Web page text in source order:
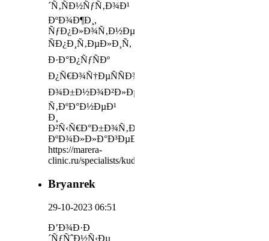
´Ñ‚ÑÐ½ÑƒÑ‚Ð¾Ð¹
ÐºÐ¾Ð¶Ð¸,
ÑƒÐ¿Ð»Ð¾Ñ‚Ð½ÐµÐ½Ð¸Ðµ
ÑÐ¿Ð¸Ñ‚ÐµÐ»Ð¸Ñ,
Ð·Ð°Ð¿ÑƒÑÐº
Ð¿Ñ€Ð¾Ñ†ÐµÑÑÐ¾Ð²
Ð¾Ð±Ð½Ð¾Ð²Ð»ÐµÐ½Ð¸Ñ
Ñ‚ÐºÐ°Ð½ÐµÐ¹
Ð¸
Ð²Ñ‹Ñ€Ð°Ð±Ð¾Ñ‚ÐºÐ¸
ÐºÐ¾Ð»Ð»Ð°Ð³ÐµÐ½Ð°
https://marera-
clinic.ru/specialists/kudrovo
Bryanrek
29-10-2023 06:51
Ð’Ð¾Ð·Ð
´ÑƒÑˆÐ½Ñ‹Ðµ